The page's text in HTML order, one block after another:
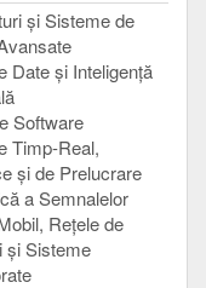
și Sisteme de
Date și Inteligență
Software
Timp-Real,
și de Prelucrare
a Semnalelor
Rețele de
și Sisteme